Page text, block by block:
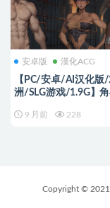
安卓版 漢化ACG
【PC/安卓/AI汉化版
洲/SLG游戏/1.9G】角
版+PC+安卓+亚洲SLG
9 月前 228
Copyright © 2021